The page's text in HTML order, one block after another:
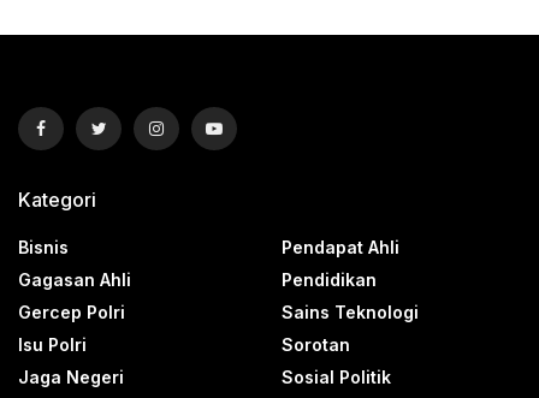
Kategori
Bisnis
Gagasan Ahli
Gercep Polri
Isu Polri
Jaga Negeri
Pendapat Ahli
Pendidikan
Sains Teknologi
Sorotan
Sosial Politik